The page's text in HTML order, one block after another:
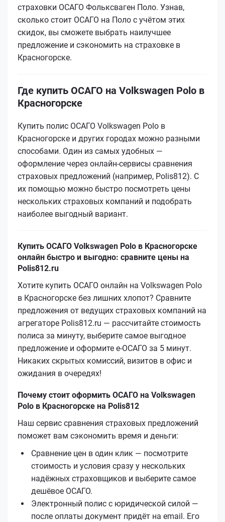
страховки ОСАГО Фольксваген Поло. Узнав,
сколько стоит ОСАГО на Поло с учётом этих
скидок, вы сможете выбрать наилучшее
предложение и сэкономить на страховке в
Красногорске.
Где купить ОСАГО на Volkswagen Polo в
Красногорске
Купить полис ОСАГО Volkswagen Polo в
Красногорске и других городах можно разными
способами. Один из самых удобных —
оформление через онлайн-сервисы сравнения
страховых предложений (например, Polis812). С
их помощью можно быстро посмотреть цены
нескольких страховых компаний и подобрать
наиболее выгодный вариант.
Купить ОСАГО Volkswagen Polo в Красногорске
онлайн быстро и выгодно: сравните цены на
Polis812.ru
Хотите купить ОСАГО онлайн на Volkswagen Polo
в Красногорске без лишних хлопот? Сравните
предложения от ведущих страховых компаний на
агрегаторе Polis812.ru — рассчитайте стоимость
полиса за минуту, выберите самое выгодное
предложение и оформите е‑ОСАГО за 5 минут.
Никаких скрытых комиссий, визитов в офис и
ожидания в очередях!
Почему стоит оформить ОСАГО на Volkswagen
Polo в Красногорске на Polis812
Наш сервис сравнения страховых предложений
поможет вам сэкономить время и деньги:
Сравнение цен в один клик — посмотрите
стоимость и условия сразу у нескольких
надёжных страховщиков и выберите самое
дешёвое ОСАГО.
Электронный полис с юридической силой —
после оплаты документ придёт на email. Его